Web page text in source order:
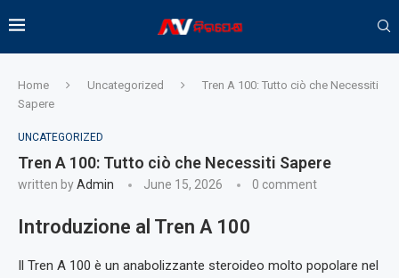
Home Uncategorized
Tren A 100: Tutto ciò che Necessiti
Sapere
UNCATEGORIZED
Tren A 100: Tutto ciò che Necessiti Sapere
written byAdmin June 15, 2026 0 comment
Introduzione al Tren A 100
Il Tren A 100 è un anabolizzante steroideo molto popolare nel